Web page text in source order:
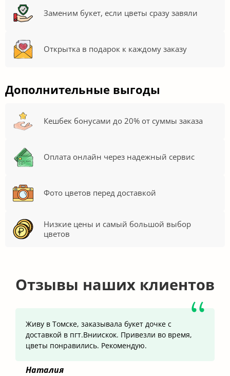
Заменим букет, если цветы сразу завяли
Открытка в подарок к каждому заказу
Дополнительные выгоды
Кешбек бонусами до 20% от суммы заказа
Оплата онлайн через надежный сервис
Фото цветов перед доставкой
Низкие цены и самый большой выбор
цветов
Отзывы наших клиентов
Живу в Томске, заказывала букет дочке с
доставкой в пгт.Вниискок. Привезли во время,
цветы понравились. Рекомендую.
Наталия